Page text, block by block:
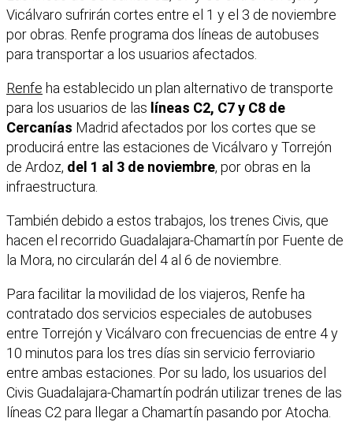
Vicálvaro sufrirán cortes entre el 1 y el 3 de noviembre
por obras. Renfe programa dos líneas de autobuses
para transportar a los usuarios afectados.
Renfe ha establecido un plan alternativo de transporte
para los usuarios de las líneas C2, C7 y C8 de
Cercanías Madrid afectados por los cortes que se
producirá entre las estaciones de Vicálvaro y Torrejón
de Ardoz, del 1 al 3 de noviembre, por obras en la
infraestructura.
También debido a estos trabajos, los trenes Civis, que
hacen el recorrido Guadalajara-Chamartín por Fuente de
la Mora, no circularán del 4 al 6 de noviembre.
Para facilitar la movilidad de los viajeros, Renfe ha
contratado dos servicios especiales de autobuses
entre Torrejón y Vicálvaro con frecuencias de entre 4 y
10 minutos para los tres días sin servicio ferroviario
entre ambas estaciones. Por su lado, los usuarios del
Civis Guadalajara-Chamartín podrán utilizar trenes de las
líneas C2 para llegar a Chamartín pasando por Atocha.